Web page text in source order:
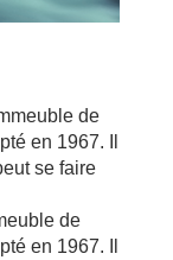
de
en 1967. Il